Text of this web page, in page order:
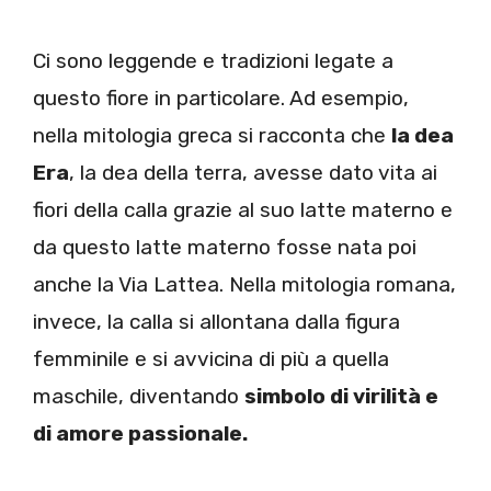
Ci sono leggende e tradizioni legate a
questo fiore in particolare. Ad esempio,
nella mitologia greca si racconta che la dea
Era, la dea della terra, avesse dato vita ai
fiori della calla grazie al suo latte materno e
da questo latte materno fosse nata poi
anche la Via Lattea. Nella mitologia romana,
invece, la calla si allontana dalla figura
femminile e si avvicina di più a quella
maschile, diventando simbolo di virilità e
di amore passionale.